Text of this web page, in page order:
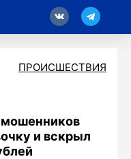
ПРОИСШЕСТВИЯ
мошенников
и вскрыл